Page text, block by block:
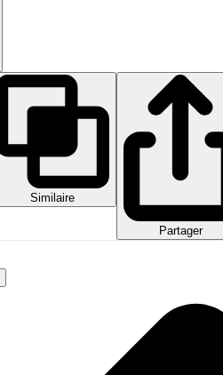
Similaire
Partager